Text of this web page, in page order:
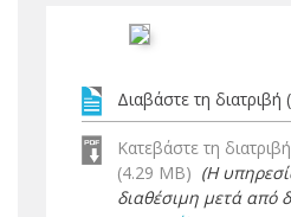
Διαβάστε τη διατριβή
Κατεβάστε τη
(4.29 MB) (Η
διαθέσιμη μετά από